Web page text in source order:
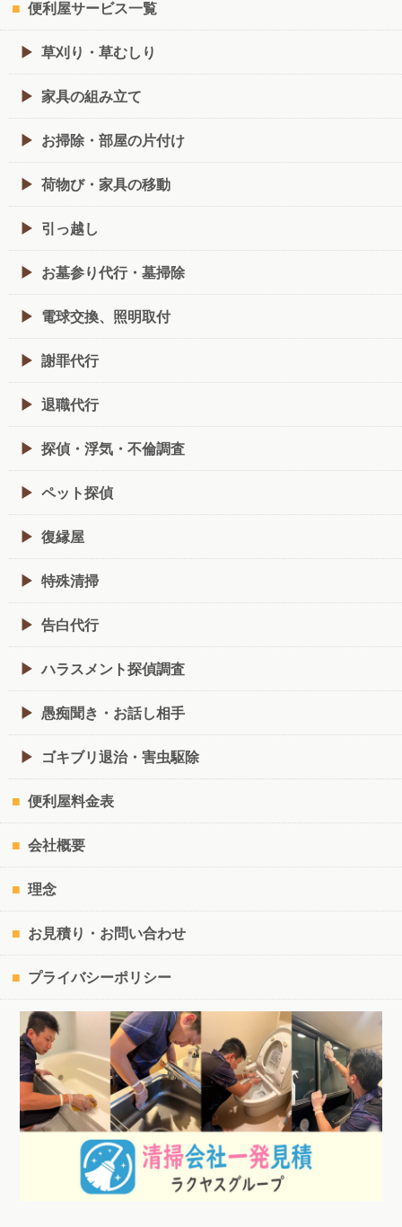
便利屋サービス一覧
草刈り・草むしり
家具の組み立て
お掃除・部屋の片付け
荷物び・家具の移動
引っ越し
お墓参り代行・墓掃除
電球交換、照明取付
謝罪代行
退職代行
探偵・浮気・不倫調査
ペット探偵
復縁屋
特殊清掃
告白代行
ハラスメント探偵調査
愚痴聞き・お話し相手
ゴキブリ退治・害虫駆除
便利屋料金表
会社概要
理念
お見積り・お問い合わせ
プライバシーポリシー